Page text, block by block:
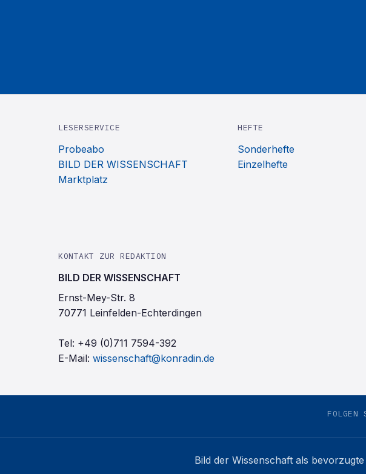
LESERSERVICE
Probeabo
BILD DER WISSENSCHAFT
Marktplatz
HEFTE
Sonderhefte
Einzelhefte
KONTAKT ZUR REDAKTION
BILD DER WISSENSCHAFT
Ernst-Mey-Str. 8
70771 Leinfelden-Echterdingen
Tel: +49 (0)711 7594-392
E-Mail: wissenschaft@konradin.de
FOLGEN
Bild der Wissenschaft als